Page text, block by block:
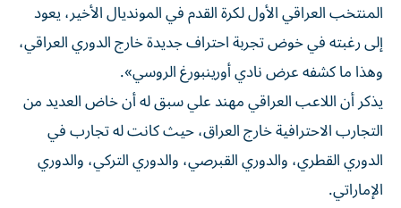
المنتخب العراقي الأول لكرة القدم في المونديال الأخير، يعود
إلى رغبته في خوض تجربة احتراف جديدة خارج الدوري العراقي،
وهذا ما كشفه عرض نادي أورينبورغ الروسي».
يذكر أن اللاعب العراقي مهند علي سبق له أن خاض العديد من
التجارب الاحترافية خارج العراق، حيث كانت له تجارب في
الدوري القطري، والدوري القبرصي، والدوري التركي، والدوري
الإماراتي.